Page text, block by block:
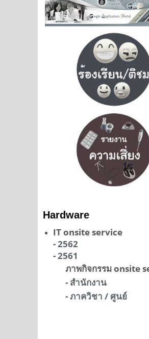
Hardware
IT onsite service
-2562
-2561
ภาพกิจกรรม onsite
- สำนักงาน
-ภาควิชา / ศูนย์